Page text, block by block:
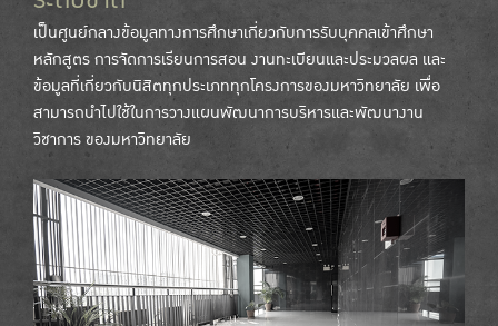
เป็นศูนย์กลางข้อมูลทางการศึกษาเกี่ยวกับการรับบุคคลเข้าศึกษา
หลักสูตร การจัดการเรียนการสอน งานทะเบียนและประมวลผล และ
ข้อมูลที่เกี่ยวกับนิสิตทุกประเภททุกโครงการของมหาวิทยาลัย เพื่อ
สามารถนำไปใช้ในการวางแผนพัฒนาการบริหารและพัฒนางาน
วิชาการ ของมหาวิทยาลัย